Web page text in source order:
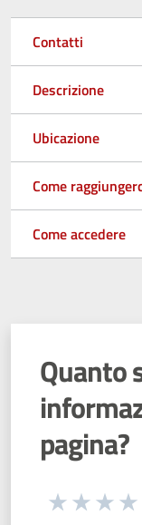
Contatti
Descrizione
Ubicazione
Come
Come accedere
Quanto
pagina?
Seleziona